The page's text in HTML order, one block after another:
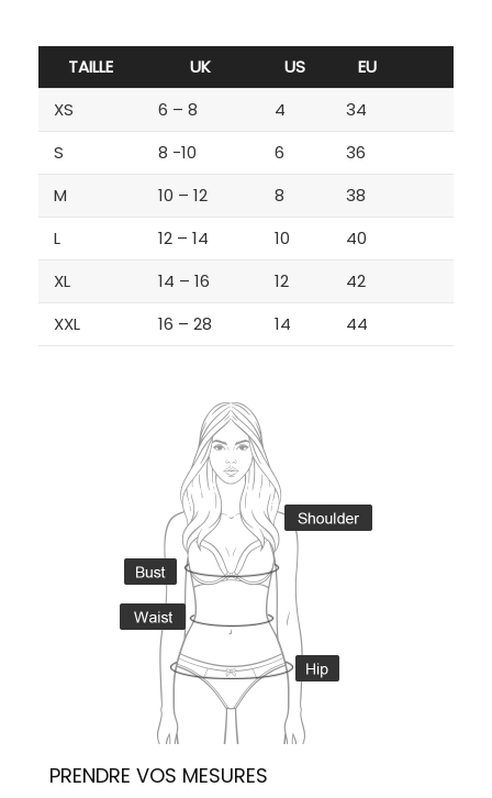
TAILLE UK US
EU
XS
6 – 8 4
34
S
8 -10 6
36
M
10 – 12 8
38
L
12 – 14 10
40
XL
14 – 16 12
42
XXL
16 – 28 14 44
PRENDRE VOS MESURES